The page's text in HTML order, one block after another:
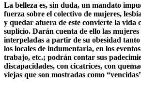
La belleza es, sin duda, un mandato
fuerza sobre el colectivo de mujeres,
y quedar afuera de este convierte la vida
suplicio. Darán cuenta de ello las mujeres
interpeladas a partir de su obesidad tanto
los locales de indumentaria, en los eventos
trabajo, etc.; podrán contar sus
discapacidades, con cicatrices, con
viejas que son mostradas como